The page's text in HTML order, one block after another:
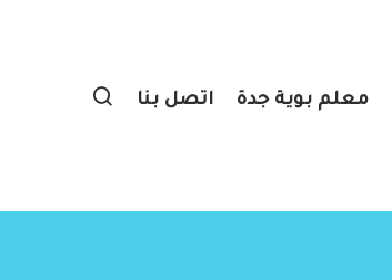
معلم بوية جدة اتصل بنا